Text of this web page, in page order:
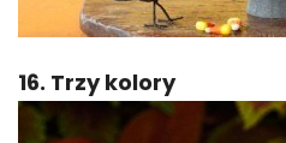
16. Trzy kolory